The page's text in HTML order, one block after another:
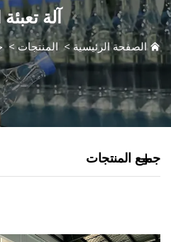
آلة تعبئة
الرئيسية>المنتجات>جهاز
المنتجات